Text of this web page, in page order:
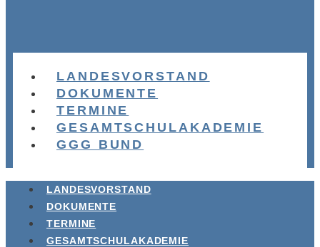
LANDESVORSTAND
DOKUMENTE
TERMINE
GESAMTSCHULAKADEMIE
GGG BUND
LANDESVORSTAND
DOKUMENTE
TERMINE
GESAMTSCHULAKADEMIE